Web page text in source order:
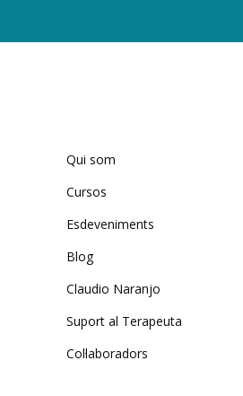
Qui som
Cursos
Esdeveniments
Blog
Claudio Naranjo
Suport al Terapeuta
Col·laboradors